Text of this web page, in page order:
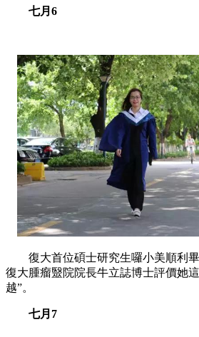
七月6
復大首位碩士研究生囉小美順利畢
復大腫瘤毉院院長牛立誌博士評價她
越”。
七月7